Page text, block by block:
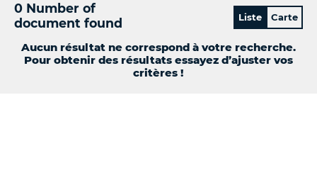
0 Number of
document found
Liste Carte
Aucun résultat ne correspond à votre recherche.
Pour obtenir des résultats essayez d’ajuster vos
critères !